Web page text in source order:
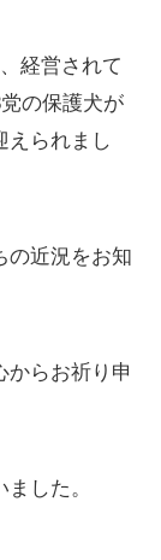
経営されて
の保護犬が
えられまし
の近況をお知
からお祈り申
した。